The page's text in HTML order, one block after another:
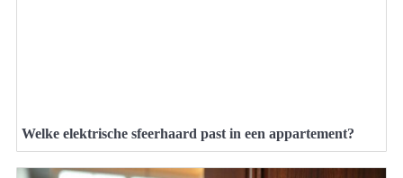
Welke elektrische sfeerhaard past in een appartement?